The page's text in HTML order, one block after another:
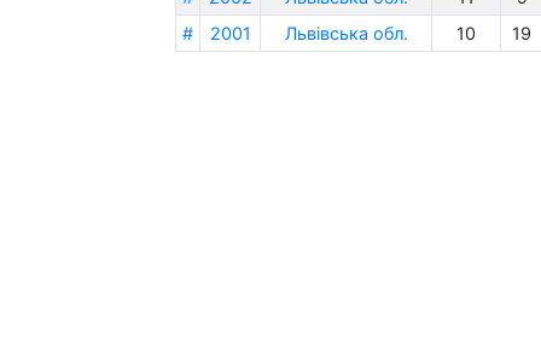
#
2001 Львівська обл. 10 19